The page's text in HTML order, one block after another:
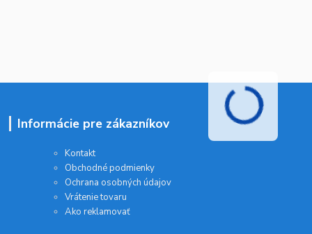
Informácie pre zákazníkov
Kontakt
Obchodné podmienky
Ochrana osobných údajov
Vrátenie tovaru
Ako reklamovať